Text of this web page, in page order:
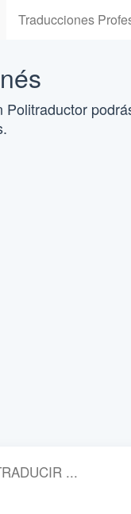
Traducciones